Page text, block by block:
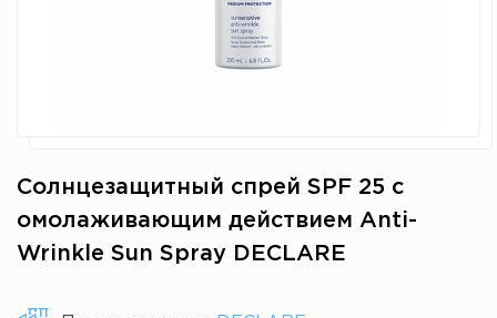
Солнцезащитный спрей SPF 25 с
омолаживающим действием Anti-
Wrinkle Sun Spray DECLARE